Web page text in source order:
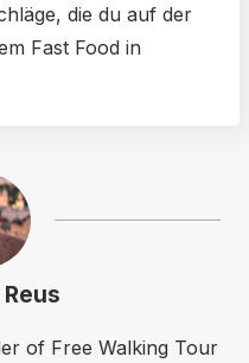
die du auf der
Fast Food in
of Free Walking Tour